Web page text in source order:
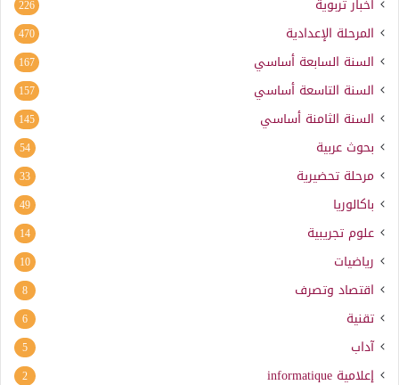
أخبار تربوية 226
المرحلة الإعدادية 470
السنة السابعة أساسي 167
السنة التاسعة أساسي 157
السنة الثامنة أساسي 145
بحوث عربية 54
مرحلة تحضيرية 33
باكالوريا 49
علوم تجريبية 14
رياضيات 10
اقتصاد وتصرف 8
تقنية 6
آداب 5
إعلامية informatique
2